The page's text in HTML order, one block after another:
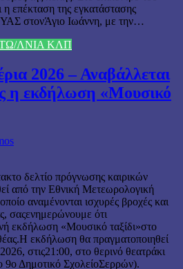
επέκταση της εγκατάστασης
στονΆγιο Ιωάννη, με την…
ΛΝΙΑ ΚΛΠ
2026 – Αναβάλλεται
η εκδήλωση «Μουσικό
δελτίο πρόγνωσης καιρικών
από την Εθνική Μετεωρολογική
αναμένονται ισχυρές βροχές και
σαςενημερώνουμε ότι
«Μουσικό ταξίδι»στο
εκδήλωση θα πραγματοποιηθεί
στις21:00, στο θερινό θεατράκι
9ο Δημοτικό ΣχολείοΣερρών).